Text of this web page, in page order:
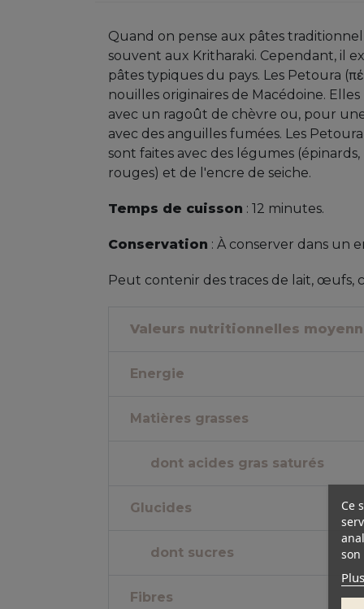
Quand on pense aux pâtes
souvent aux Kritharaki. Cependant, il
pâtes typiques du pays. Les Petoura
nouilles originaires de Macédoine.
avec un ragoût de chèvre ou, pour
avec des anguilles fumées. Les
sont faites avec des légumes
rouges) et de l'encre de seiche.
Temps de cuisson : 12 minutes.
Conservation : À conserver dans un
Peut contenir des traces de lait, œufs,
Valeurs nutritionnelles
Energie
Matières grasses
dont acides gras saturés
Glucides
dont sucres
Fibres
Ce
son